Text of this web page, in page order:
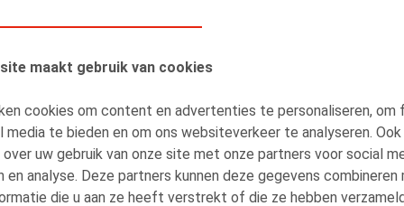
maakt gebruik van cookies
cookies om content en advertenties te personaliseren, om
media te bieden en om ons websiteverkeer te analyseren.
uw gebruik van onze site met onze partners voor social
en analyse. Deze partners kunnen deze gegevens combineren
die u aan ze heeft verstrekt of die ze hebben
Arnout Crauwels
Senior Associate